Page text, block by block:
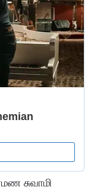
சுவாமி